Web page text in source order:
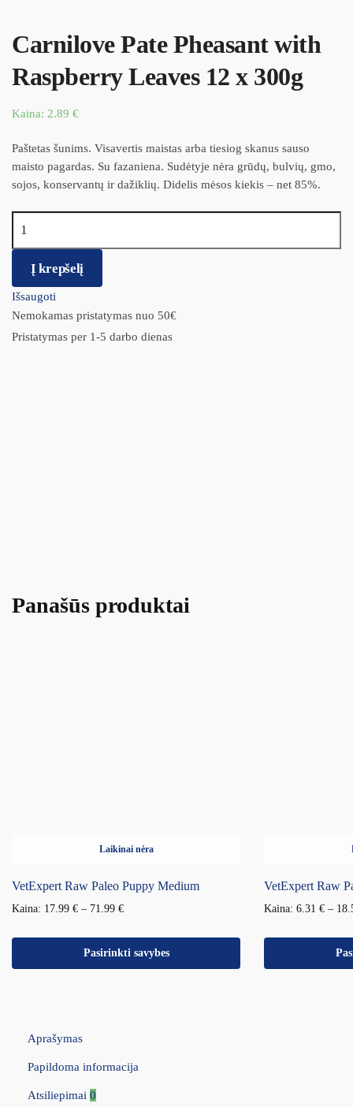
Carnilove Pate Pheasant with
Raspberry Leaves 12 x 300g
Kaina: 2.89 €
Paštetas šunims. Visavertis maistas arba tiesiog skanus sauso
maisto pagardas. Su fazaniena. Sudėtyje nėra grūdų, bulvių, gmo,
sojos, konservantų ir dažiklių. Didelis mėsos kiekis – net 85%.
Į krepšelį
Išsaugoti
Nemokamas pristatymas nuo 50€
Pristatymas per 1-5 darbo dienas
Panašūs produktai
Laikinai nėra
VetExpert Raw Paleo Puppy Medium
Kaina: 17.99 € – 71.99 €
Pasirinkti savybes
VetExpert Raw
Kaina: 6.31 € –
Aprašymas
Papildoma informacija
Atsiliepimai 0